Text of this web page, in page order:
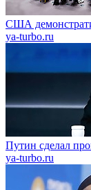
США
ya-turbo.ru
Путин сделал
ya-turbo.ru